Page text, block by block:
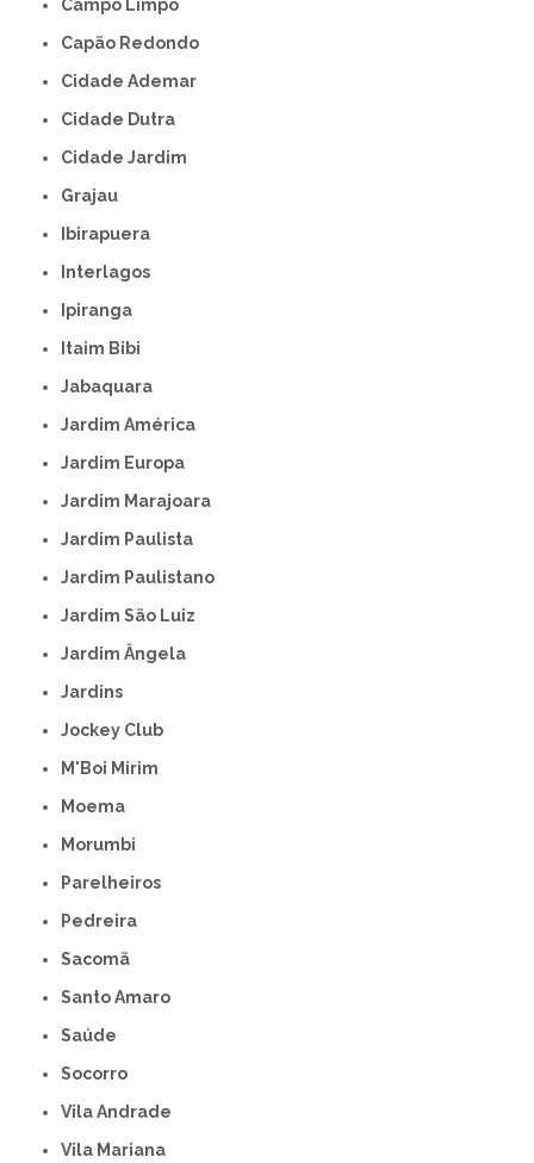
Campo Limpo
Capão Redondo
Cidade Ademar
Cidade Dutra
Cidade Jardim
Grajau
Ibirapuera
Interlagos
Ipiranga
Itaim Bibi
Jabaquara
Jardim América
Jardim Europa
Jardim Marajoara
Jardim Paulista
Jardim Paulistano
Jardim São Luiz
Jardim Ângela
Jardins
Jockey Club
M'Boi Mirim
Moema
Morumbi
Parelheiros
Pedreira
Sacomã
Santo Amaro
Saúde
Socorro
Vila Andrade
Vila Mariana